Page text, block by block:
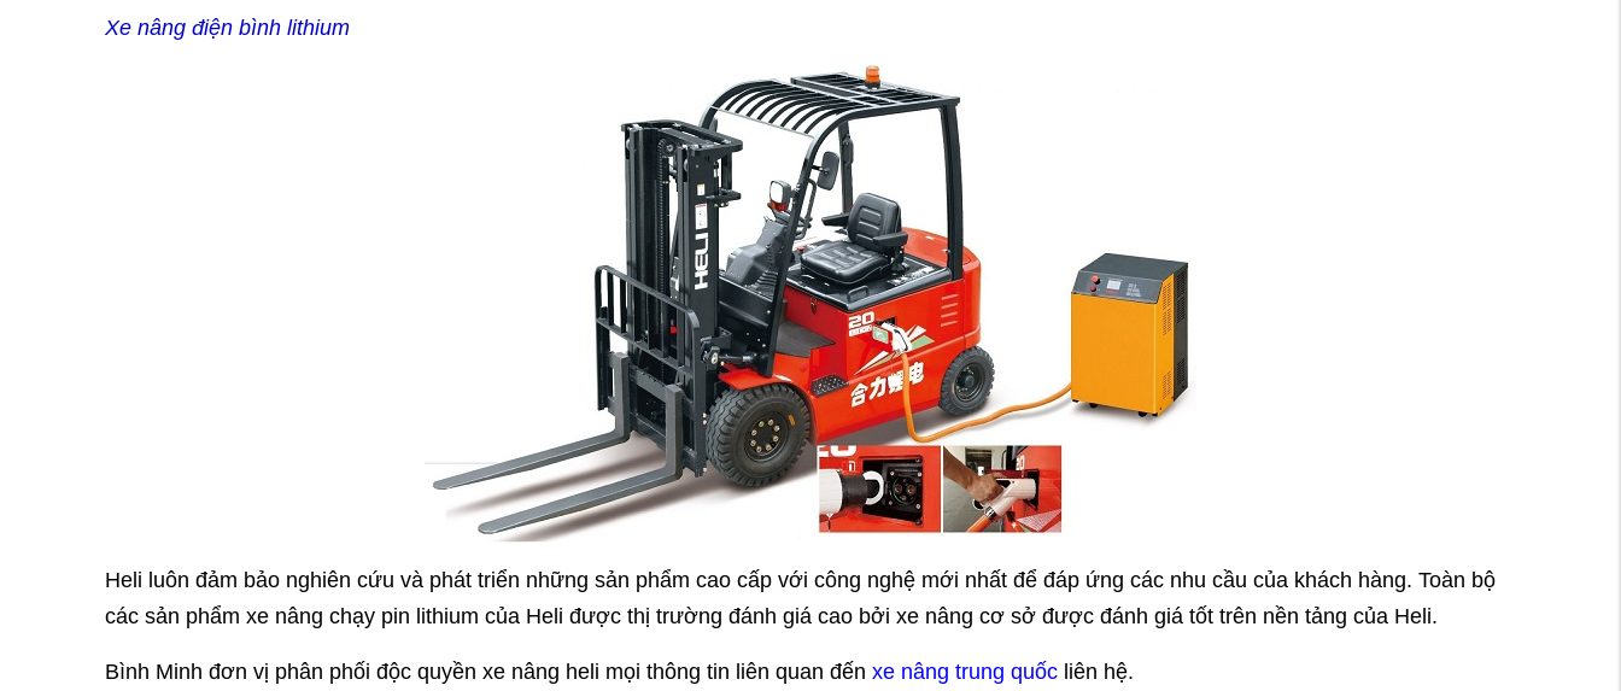
Xe nâng điện bình lithium
Heli luôn đảm bảo nghiên cứu và phát triển những sản phẩm cao cấp với công nghệ mới nhất để đáp ứng các nhu cầu của khách hàng. Toàn bộ
các sản phẩm xe nâng chạy pin lithium của Heli được thị trường đánh giá cao bởi xe nâng cơ sở được đánh giá tốt trên nền tảng của Heli.
Bình Minh đơn vị phân phối độc quyền xe nâng heli mọi thông tin liên quan đến xe nâng trung quốc liên hệ.